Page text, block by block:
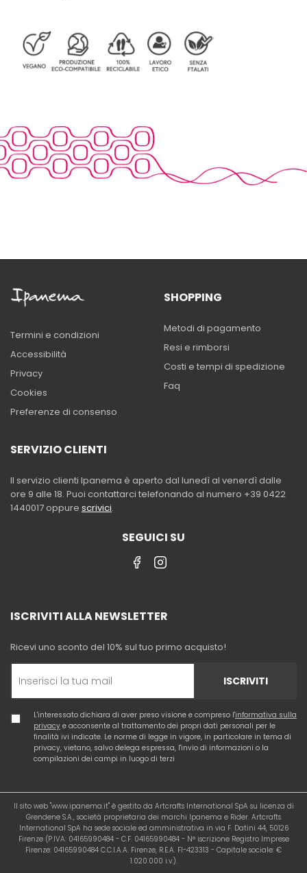
Termini e condizioni
Accessibilità
Privacy
Cookies
Preferenze di consenso
SHOPPING
Metodi di pagamento
Resi e rimborsi
Costi e tempi di spedizione
Faq
SERVIZIO CLIENTI
Il servizio clienti Ipanema è aperto dal lunedì al venerdì dalle
ore 9 alle 18. Puoi contattarci telefonando al numero +39 0422
1440017 oppure scrivici.
SEGUICI SU
ISCRIVITI ALLA NEWSLETTER
Ricevi uno sconto del 10% sul tuo primo acquisto!
ISCRIVITI
L'interessato dichiara di aver preso visione e compreso l'informativa sulla
privacy e acconsente al trattamento dei propri dati personali per le
finalità ivi indicate. Le norme di legge in vigore, in particolare in tema di
privacy, vietano, salvo delega espressa, l'invio di informazioni o la
compilazioni dei campi in luogo di terzi
Il sito web "www.ipanema.it" è gestito da Artcrafts International SpA su licenza di
Grendene S.A., società proprietaria dei marchi Ipanema e Rider. Artcrafts
International SpA ha sede sociale ed amministrativa in via F. Datini 44, 50126
Firenze (P.IVA: 04165990484 - C.F. 04165990484 - N° iscrizione Registro Imprese
Firenze: 04165990484 C.C.I.A.A. Firenze, R.E.A. FI-423313 - Capitale sociale: €
1.020.000 i.v.).